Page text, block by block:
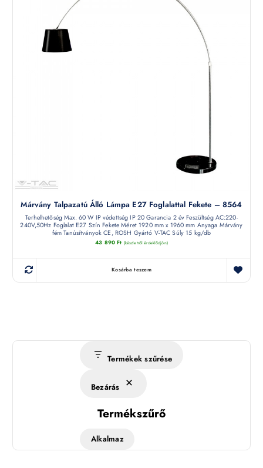
Márvány Talpazatú Álló Lámpa E27 Foglalattal Fekete – 8564
Terhelhetőség Max. 60 W IP védettség IP 20 Garancia 2 év Feszültség AC:220-
240V,50Hz Foglalat E27 Szín Fekete Méret 1920 mm x 1960 mm Anyaga Márvány
fém Tanúsítványok CE, ROSH Gyártó V-TAC Súly 15 kg/db
43 890Ft (készletről érdeklődjön)
Kosárba teszem
Termékek szűrése
Bezárás
Termékszűrő
Alkalmaz